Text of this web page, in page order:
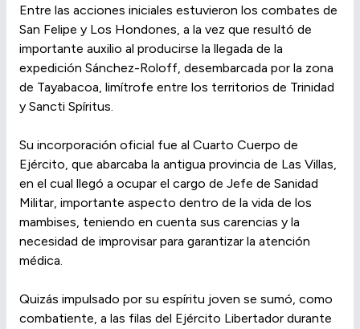
Entre las acciones iniciales estuvieron los combates de
San Felipe y Los Hondones, a la vez que resultó de
importante auxilio al producirse la llegada de la
expedición Sánchez-Roloff, desembarcada por la zona
de Tayabacoa, limítrofe entre los territorios de Trinidad
y Sancti Spíritus.
Su incorporación oficial fue al Cuarto Cuerpo de
Ejército, que abarcaba la antigua provincia de Las Villas,
en el cual llegó a ocupar el cargo de Jefe de Sanidad
Militar, importante aspecto dentro de la vida de los
mambises, teniendo en cuenta sus carencias y la
necesidad de improvisar para garantizar la atención
médica.
Quizás impulsado por su espíritu joven se sumó, como
combatiente, a las filas del Ejército Libertador durante